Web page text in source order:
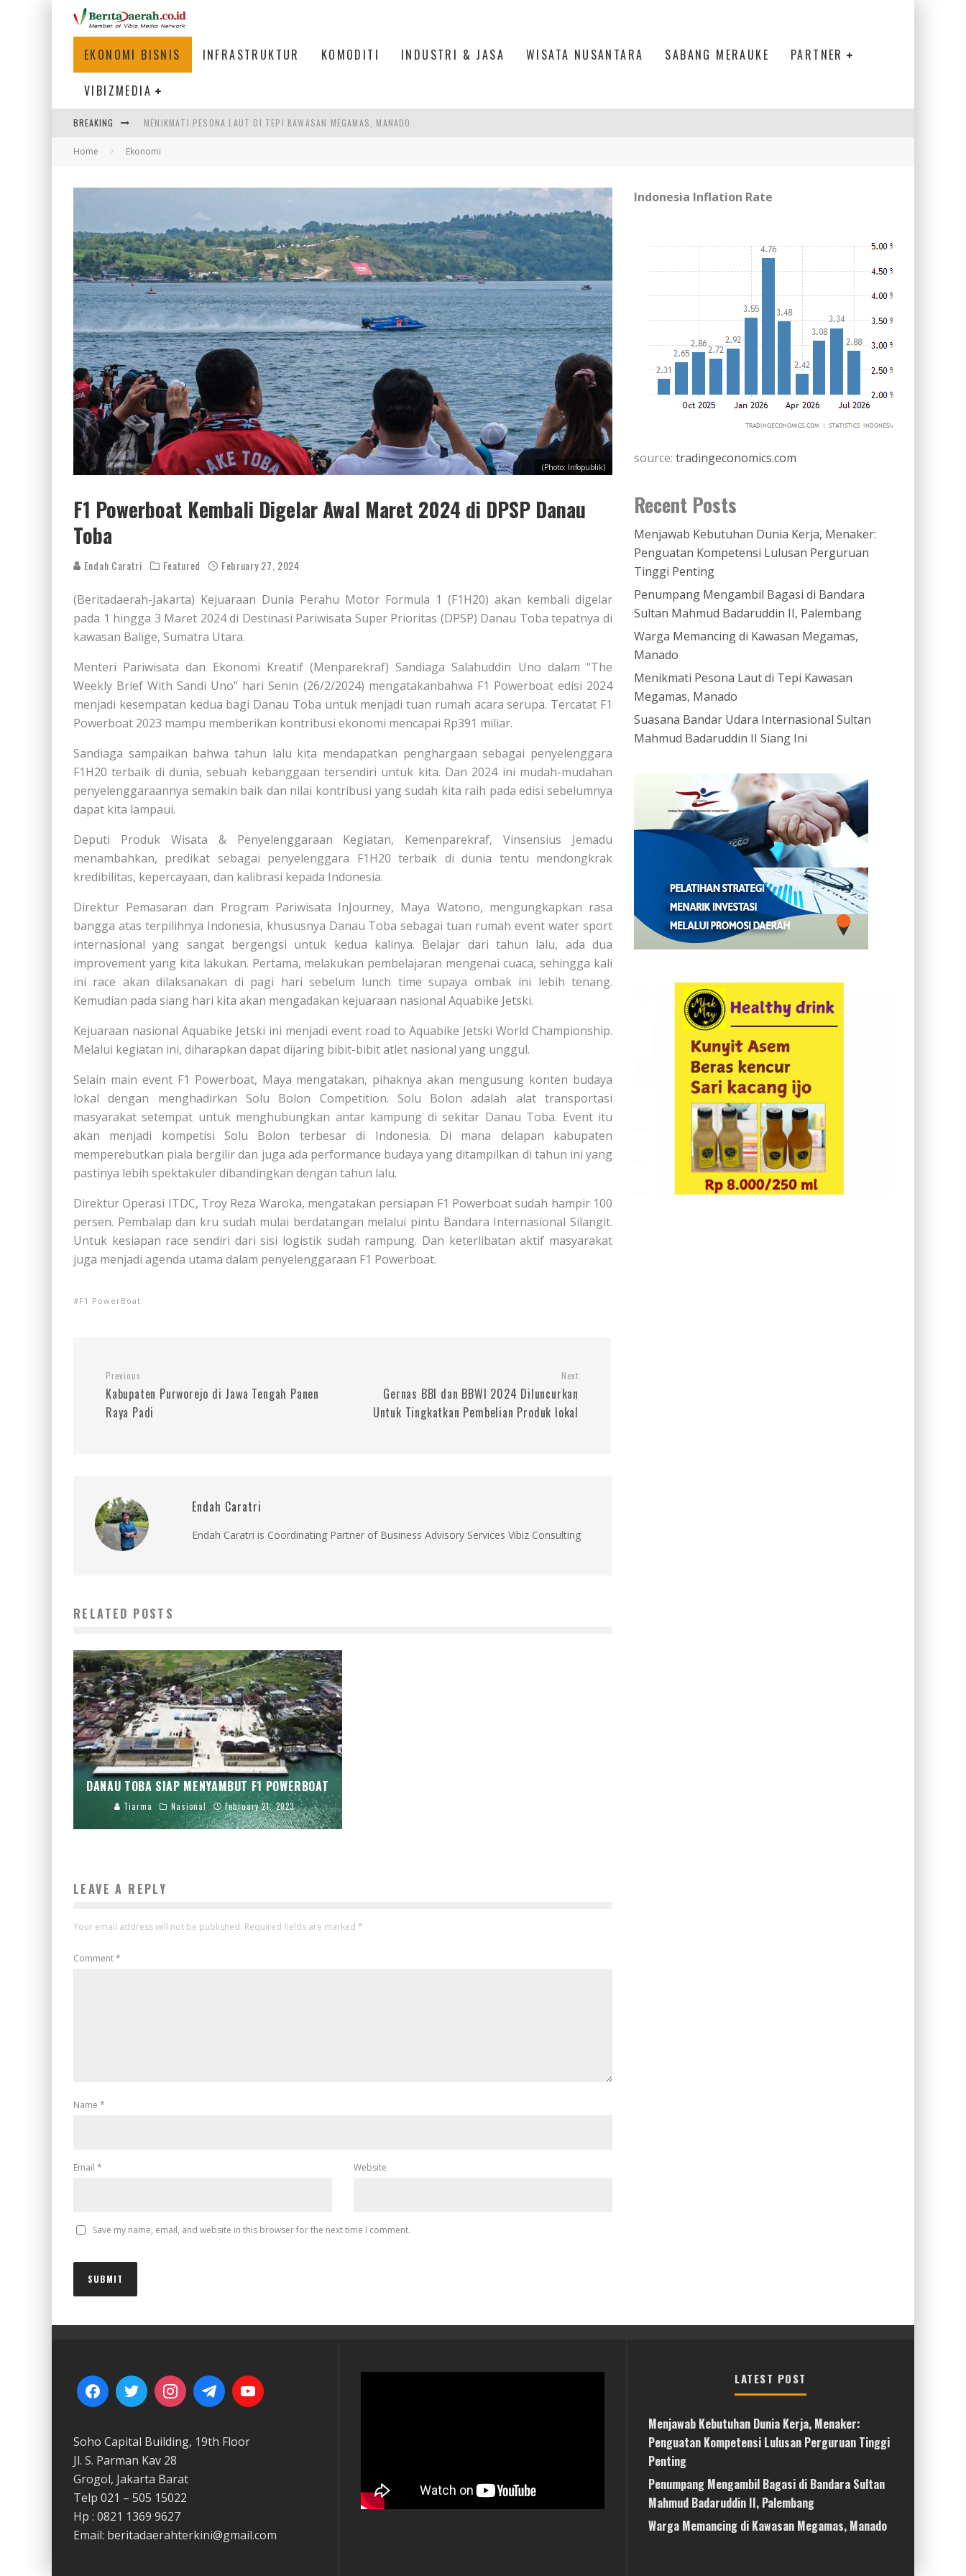
EKONOMI BISNIS INFRASTRUKTUR KOMODITI INDUSTRI & JASA WISATA NUSANTARA SABANG MERAUKE PARTNER
VIBIZMEDIA
BREAKING MENIKMATI PESONA LAUT DI TEPI KAWASAN MEGAMAS, MANADO
MENJAWAB KEBUTUHAN DUNIA KERJA, MENAKER: PENGUATAN KOMPETENSI LULUSAN PERGURUAN TINGGI PENTING
Home Ekonomi
(Photo: Infopublik)
F1 Powerboat Kembali Digelar Awal Maret 2024 di DPSP Danau
Toba
Endah Caratri Featured February 27, 2024
(Beritadaerah-Jakarta) Kejuaraan Dunia Perahu Motor Formula 1 (F1H20) akan kembali digelar
pada 1 hingga 3 Maret 2024 di Destinasi Pariwisata Super Prioritas (DPSP) Danau Toba tepatnya di
kawasan Balige, Sumatra Utara.
Menteri Pariwisata dan Ekonomi Kreatif (Menparekraf) Sandiaga Salahuddin Uno dalam “The
Weekly Brief With Sandi Uno” hari Senin (26/2/2024) mengatakanbahwa F1 Powerboat edisi 2024
menjadi kesempatan kedua bagi Danau Toba untuk menjadi tuan rumah acara serupa. Tercatat F1
Powerboat 2023 mampu memberikan kontribusi ekonomi mencapai Rp391 miliar.
Sandiaga sampaikan bahwa tahun lalu kita mendapatkan penghargaan sebagai penyelenggara
F1H20 terbaik di dunia, sebuah kebanggaan tersendiri untuk kita. Dan 2024 ini mudah-mudahan
penyelenggaraannya semakin baik dan nilai kontribusi yang sudah kita raih pada edisi sebelumnya
dapat kita lampaui.
Deputi Produk Wisata & Penyelenggaraan Kegiatan, Kemenparekraf, Vinsensius Jemadu
menambahkan, predikat sebagai penyelenggara F1H20 terbaik di dunia tentu mendongkrak
kredibilitas, kepercayaan, dan kalibrasi kepada Indonesia.
Direktur Pemasaran dan Program Pariwisata InJourney, Maya Watono, mengungkapkan rasa
bangga atas terpilihnya Indonesia, khususnya Danau Toba sebagai tuan rumah event water sport
internasional yang sangat bergengsi untuk kedua kalinya. Belajar dari tahun lalu, ada dua
improvement yang kita lakukan. Pertama, melakukan pembelajaran mengenai cuaca, sehingga kali
ini race akan dilaksanakan di pagi hari sebelum lunch time supaya ombak ini lebih tenang.
Kemudian pada siang hari kita akan mengadakan kejuaraan nasional Aquabike Jetski.
Kejuaraan nasional Aquabike Jetski ini menjadi event road to Aquabike Jetski World Championship.
Melalui kegiatan ini, diharapkan dapat dijaring bibit-bibit atlet nasional yang unggul.
Selain main event F1 Powerboat, Maya mengatakan, pihaknya akan mengusung konten budaya
lokal dengan menghadirkan Solu Bolon Competition. Solu Bolon adalah alat transportasi
masyarakat setempat untuk menghubungkan antar kampung di sekitar Danau Toba. Event itu
akan menjadi kompetisi Solu Bolon terbesar di Indonesia. Di mana delapan kabupaten
memperebutkan piala bergilir dan juga ada performance budaya yang ditampilkan di tahun ini yang
pastinya lebih spektakuler dibandingkan dengan tahun lalu.
Direktur Operasi ITDC, Troy Reza Waroka, mengatakan persiapan F1 Powerboat sudah hampir 100
persen. Pembalap dan kru sudah mulai berdatangan melalui pintu Bandara Internasional Silangit.
Untuk kesiapan race sendiri dari sisi logistik sudah rampung. Dan keterlibatan aktif masyarakat
juga menjadi agenda utama dalam penyelenggaraan F1 Powerboat.
F1 PowerBoat
Previous
Kabupaten Purworejo di Jawa Tengah Panen
Raya Padi
Next
Gernas BBI dan BBWI 2024 Diluncurkan
Untuk Tingkatkan Pembelian Produk lokal
Endah Caratri
Endah Caratri is Coordinating Partner of Business Advisory Services Vibiz Consulting
RELATED POSTS
DANAU TOBA SIAP MENYAMBUT F1 POWERBOAT
Tiarma Nasional February 21, 2023
LEAVE A REPLY
Your email address will not be published. Required fields are marked *
Comment*
Name *
Email * Website
Save my name, email, and website in this browser for the next time I comment.
Indonesia Inflation Rate
source: tradingeconomics.com
Recent Posts
Menjawab Kebutuhan Dunia Kerja, Menaker:
Penguatan Kompetensi Lulusan Perguruan
Tinggi Penting
Penumpang Mengambil Bagasi di Bandara
Sultan Mahmud Badaruddin II, Palembang
Warga Memancing di Kawasan Megamas,
Manado
Menikmati Pesona Laut di Tepi Kawasan
Megamas, Manado
Suasana Bandar Udara Internasional Sultan
Mahmud Badaruddin II Siang Ini
Soho Capital Building, 19th Floor
Jl. S. Parman Kav 28
Grogol, Jakarta Barat
Telp 021 – 505 15022
Hp : 0821 1369 9627
Email: beritadaerahterkini@gmail.com
LATEST POST
Menjawab Kebutuhan Dunia Kerja, Menaker:
Penguatan Kompetensi Lulusan Perguruan Tinggi
Penting
Penumpang Mengambil Bagasi di Bandara Sultan
Mahmud Badaruddin II, Palembang
Warga Memancing di Kawasan Megamas, Manado